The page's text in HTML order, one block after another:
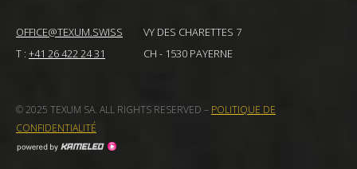
OFFICE@TEXUM.SWISS
T : +41 26 422 24 31
VY DES CHARETTES 7
CH - 1530 PAYERNE
© 2025 TEXUM SA. ALL RIGHTS RESERVED – POLITIQUE DE
CONFIDENTIALITÉ